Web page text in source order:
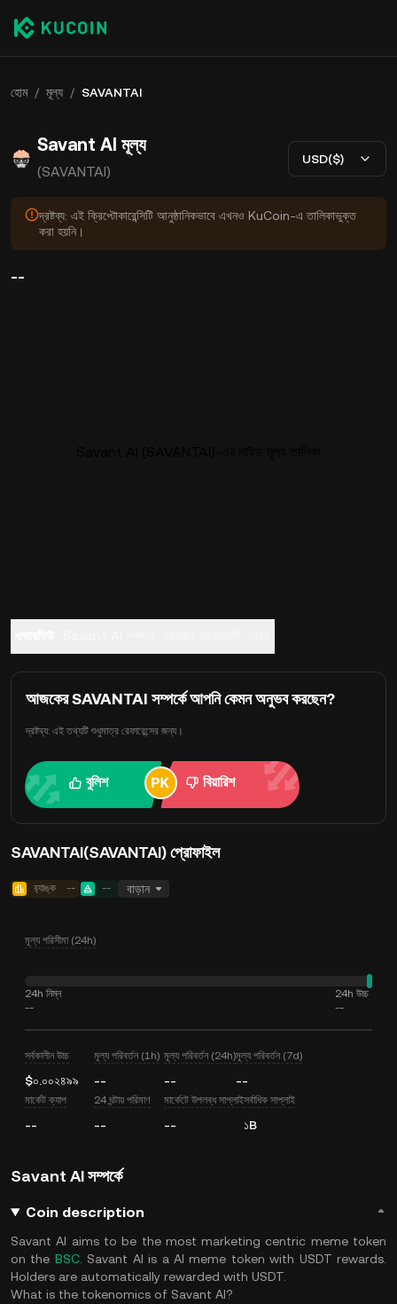
হোম / মূল্য / SAVANTAI
Savant AI মূল্য
(SAVANTAI)
USD($)
দ্রষ্টব্য: এই ক্রিপ্টোকারেন্সিটি আনুষ্ঠানিকভাবে এখনও KuCoin-এ তালিকাভুক্ত
করা হয়নি।
--
আজকের SAVANTAI সম্পর্কে আপনি কেমন অনুভব করছেন?
দ্রষ্টব্য: এই তথ্যটি শুধুমাত্র রেফারেন্সের জন্য।
বুলিশ বিয়ারিশ
SAVANTAI(SAVANTAI) প্রোফাইল
র‍্যাঙ্ক -- -- বাড়ান
মূল্য পরিসীমা (24h)
24h নিম্ন
--
24h উচ্চ
--
সর্বকালীন উচ্চ
$০.০০২৪৯৯
মূল্য পরিবর্তন (1h)
--
মূল্য পরিবর্তন (24h)
--
মূল্য পরিবর্তন (7d)
--
মার্কেট ক্যাপ
--
24 ঘন্টায় পরিমাণ
--
মার্কেটে উপলব্ধ সাপ্লাই
--
সর্বাধিক সাপ্লাই
১B
Savant AI সম্পর্কে
Coin description
Savant AI aims to be the most marketing centric meme token
on the BSC. Savant AI is a AI meme token with USDT rewards.
Holders are automatically rewarded with USDT.
What is the tokenomics of Savant AI?